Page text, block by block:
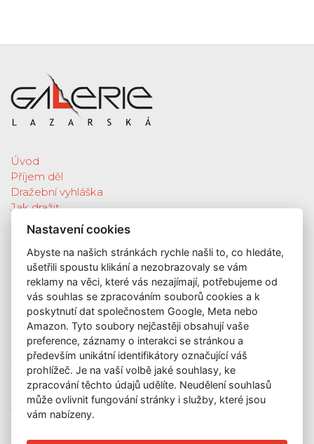
Úvod
Příjem děl
Dražební vyhláška
Jak dražit
Galerie
Katalog vydražených děl
O nás
GDPR
Kontakt
KONTAKT
GALERIE LAZARSKÁ
Lazarská 7
110 00 Praha 1
E-mail:
info@galerielazarska.cz
Telefon:
+420 222 523 739
Nastavení cookies
Abyste na našich stránkách rychle našli to, co hledáte,
ušetřili spoustu klikání a nezobrazovaly se vám
reklamy na věci, které vás nezajímají, potřebujeme od
vás souhlas se zpracováním souborů cookies a k
poskytnutí dat společnostem Google, Meta nebo
Amazon. Tyto soubory nejčastěji obsahují vaše
preference, záznamy o interakci se stránkou a
především unikátní identifikátory označující váš
prohlížeč. Je na vaší volbě jaké souhlasy, ke
zpracování těchto údajů udělíte. Neudělení souhlasů
může ovlivnit fungování stránky i služby, které jsou
vám nabízeny.